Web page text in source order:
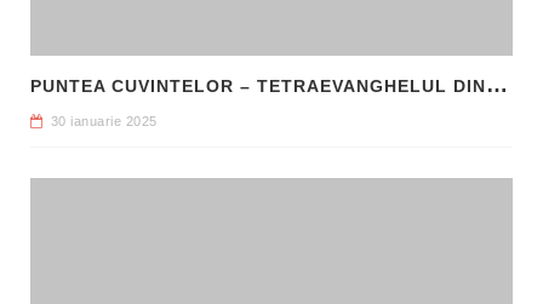
P
UNTEA CUVINTELOR – TETRAEVANGHELUL DIN 1561 ȘI NAȘTEREA LIMBII ROMÂNE LITERARE
30 ianuarie 2025